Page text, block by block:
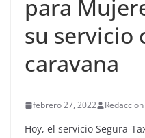
para
su servicio
caravana
febrero 27, 2022 Redaccion
Hoy, el servicio Segura-